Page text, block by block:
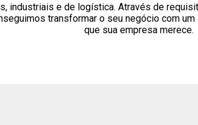
industriais e de logística. Através de
transformar o seu negócio com
que sua empresa merece.